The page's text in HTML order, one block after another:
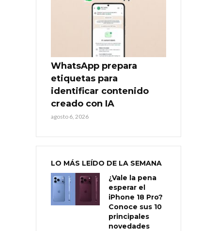
WhatsApp prepara
etiquetas para
identificar contenido
creado con IA
agosto 6, 2026
LO MÁS LEÍDO DE LA SEMANA
¿Vale la pena
esperar el
iPhone 18 Pro?
Conoce sus 10
principales
novedades